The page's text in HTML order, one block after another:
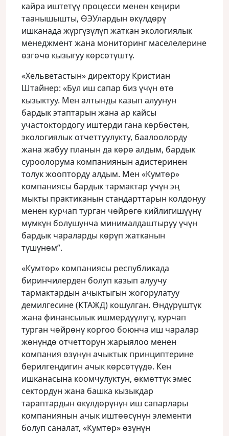
кайра иштетүү процесси менен кеңири
таанышышты, ӨЭУлардын өкүлдөрү
ишканада жүргүзүлүп жаткан экологиялык
менеджмент жана мониторинг маселелерине
өзгөчө кызыгуу көрсөтүштү.
«Хельветастын» директору Кристиан
Штайнер: «Бул иш сапар биз үчүн өтө
кызыктуу. Мен алтынды казып алуунун
бардык этаптарын жана ар кайсы
участоктордогу иштерди гана көрбөстөн,
экологиялык отчеттуулукту, баалоолорду
жана жабуу планын да көрө алдым, бардык
суроолорума компаниянын адистеринен
толук жоопторду алдым. Мен «Кумтөр»
компаниясы бардык тармактар үчүн эң
мыкты практиканын стандарттарын колдонуу
менен курчап турган чөйрөгө кийлигишүүнү
мүмкүн болушунча минималдаштыруу үчүн
бардык чараларды көрүп жатканын
түшүнөм”.
«Кумтөр» компаниясы республикада
биринчилерден болуп казып алуучу
тармактардын ачыктыгын жогорулатуу
демилгесине (КТАЖД) кошулган. Өндүрүштүк
жана финансылык ишмердүүлүгү, курчап
турган чөйрөнү коргоо боюнча иш чаралар
жөнүндө отчетторун жарыялоо менен
компания өзүнүн ачыктык принциптерине
берилгендигин ачык көрсөтүүдө. Кен
ишканасына коомчулуктун, өкмөттүк эмес
сектордун жана башка кызыкдар
тараптардын өкүлдөрүнүн иш сапарлары
компаниянын ачык иштөөсүнүн элементи
болуп саналат, «Кумтөр» өзүнүн